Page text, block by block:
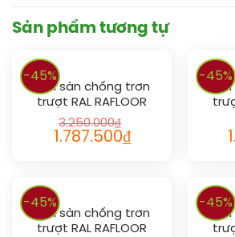
Sản phẩm tương tự
-45%
Sơn sàn chống trơn
trượt RAL RAFLOOR
ANTI-SLIP 1021
3.250.000₫
1.787.500₫
-45%
-45%
Sơn sàn chống trơn
trượt RAL RAFLOOR
-45%